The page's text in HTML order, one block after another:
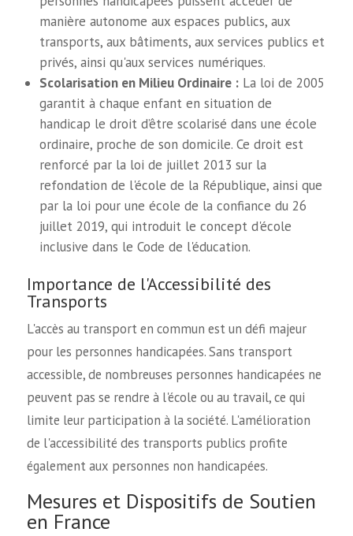
manière autonome aux espaces publics, aux
transports, aux bâtiments, aux services publics et
privés, ainsi qu'aux services numériques.
Scolarisation en Milieu Ordinaire : La loi de 2005
garantit à chaque enfant en situation de
handicap le droit d’être scolarisé dans une école
ordinaire, proche de son domicile. Ce droit est
renforcé par la loi de juillet 2013 sur la
refondation de l'école de la République, ainsi que
par la loi pour une école de la confiance du 26
juillet 2019, qui introduit le concept d'école
inclusive dans le Code de l'éducation.
Importance de l'Accessibilité des
Transports
L'accès au transport en commun est un défi majeur
pour les personnes handicapées. Sans transport
accessible, de nombreuses personnes handicapées ne
peuvent pas se rendre à l'école ou au travail, ce qui
limite leur participation à la société. L'amélioration
de l'accessibilité des transports publics profite
également aux personnes non handicapées.
Mesures et Dispositifs de Soutien
en France